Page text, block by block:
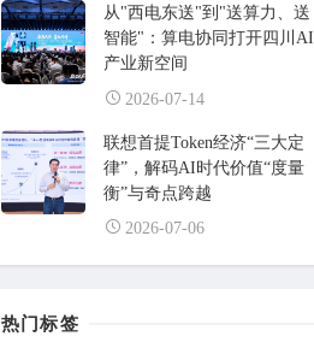
从"西电东送"到"送算力、送
智能"：算电协同打开四川AI
产业新空间
2026-07-14
联想首提Token经济“三大定
律”，解码AI时代价值“度量
衡”与奇点跨越
2026-07-06
热门标签